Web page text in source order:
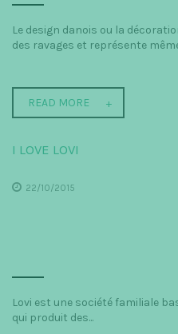
Le design danois ou la
des ravages et représente
READ MORE
I LOVE LOVI
22/10/2015
Lovi est une société familiale
qui produit des...